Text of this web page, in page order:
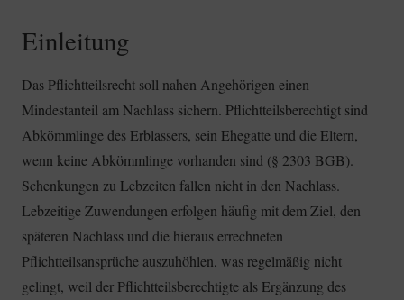
Einleitung
Das Pflichtteilsrecht soll nahen Angehörigen einen
Mindestanteil am Nachlass sichern. Pflichtteilsberechtigt sind
Abkömmlinge des Erblassers, sein Ehegatte und die Eltern,
wenn keine Abkömmlinge vorhanden sind (§ 2303 BGB).
Schenkungen zu Lebzeiten fallen nicht in den Nachlass.
Lebzeitige Zuwendungen erfolgen häufig mit dem Ziel, den
späteren Nachlass und die hieraus errechneten
Pflichtteilsansprüche auszuhöhlen, was regelmäßig nicht
gelingt, weil der Pflichtteilsberechtigte als Ergänzung des